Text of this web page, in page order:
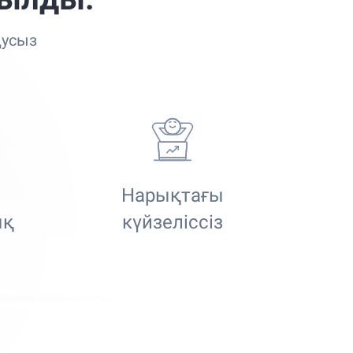
Нарықтағы
күйзеліссіз